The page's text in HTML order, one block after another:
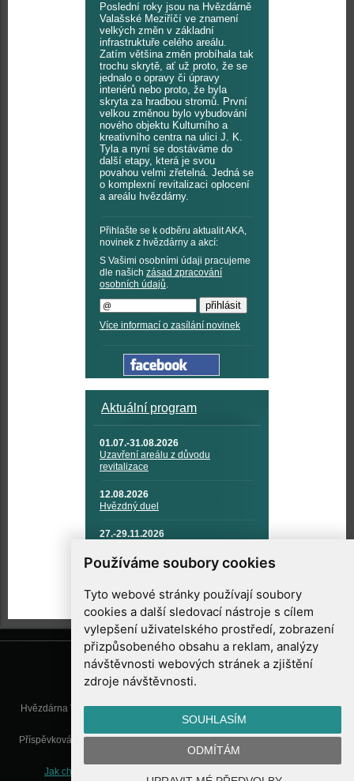
Používáme soubory cookies
Tyto webové stránky používají soubory
cookies a další sledovací nástroje s cílem
vylepšení uživatelského prostředí, zobrazení
přizpůsobeného obsahu a reklam, analýzy
návštěvnosti webových stránek a zjištění
zdroje návštěvnosti.
SOUHLASÍM
ODMÍTÁM
Poslední roky jsou na Hvězdárně
Valašské Meziříčí ve znamení
velkých změn v základní
infrastruktuře celého areálu.
Zatím většina změn probíhala tak
trochu skrytě, ať už proto, že se
jednalo o opravy či úpravy
interiérů nebo proto, že byla
skryta za hradbou stromů. První
velkou změnou bylo vybudování
nového objektu Kulturního a
kreativního centra na ulici J. K.
Tyla a nyní se dostáváme do
další etapy, která je svou
povahou velmi zřetelná. Jedná se
o komplexní revitalizaci oplocení
a areálu hvězdárny.
Přihlašte se k odběru aktualit AKA,
novinek z hvězdárny a akcí:
S Vašimi osobními údaji pracujeme
dle našich zásad zpracování
osobních údajů.
Více informací o zasílání novinek
Aktuální program
01.07.-31.08.2026
Uzavření areálu z důvodu
revitalizace
12.08.2026
Hvězdný duel
27.-29.11.2026
TECHNIKA A KOSMICKÉ
TECHNOLOGIE
Hvězdárna Valašské Meziříčí, příspěvková organizace, Vsetínská 78, 757
01 Valašské Meziříčí
Příspěvková organizace Zlínského kraje. Telefon:571 611 928, Mobil:777
info@astrovm.cz
Jak chráníme Vaše osobní údaje